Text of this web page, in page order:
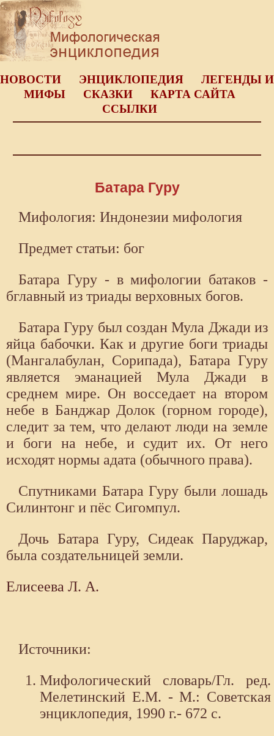
НОВОСТИ ЭНЦИКЛОПЕДИЯ
ЛЕГЕНДЫ И
МИФЫ
СКАЗКИ
КАРТА САЙТА
ССЫЛКИ
Батара Гуру
Мифология: Индонезии мифология
Предмет статьи: бог
Батара Гуру - в мифологии батаков -
бглавный из триады верховных богов.
Батара Гуру был создан Мула Джади из
яйца бабочки. Как и другие боги триады
(Мангалабулан, Сорипада), Батара Гуру
является эманацией Мула Джади в
среднем мире. Он восседает на втором
небе в Банджар Долок (горном городе),
следит за тем, что делают люди на земле
и боги на небе, и судит их. От него
исходят нормы адата (обычного права).
Спутниками Батара Гуру были лошадь
Силинтонг и пёс Сигомпул.
Дочь Батара Гуру, Сидеак Паруджар,
была создательницей земли.
Елисеева Л. А.
Источники:
Мифологический словарь/Гл. ред.
Мелетинский Е.М. - М.: Советская
энциклопедия, 1990 г.- 672 с.